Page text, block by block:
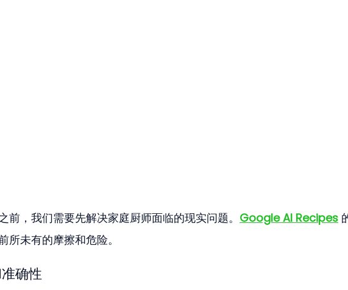
前，我们需要先解决家庭厨师面临的现实问题。 Google AI Recipes
所未有的摩擦和危险。
确性